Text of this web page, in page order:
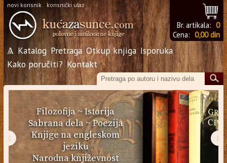
novi korisnik korisnički ulaz
Br. artikala: 0
Cena: 0,00 din
Ѧ Katalog Pretraga Otkup knjiga Isporuka
Kako poručiti? Kontakt
Filozofija~Istorija
Sabrana dela~Poezija
Knjige na engleskom
jeziku
Narodna književnost
‹ ›